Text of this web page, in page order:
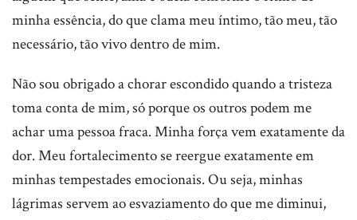
minha essência, do que clama meu íntimo, tão meu, tão
necessário, tão vivo dentro de mim.
Não sou obrigado a chorar escondido quando a tristeza
toma conta de mim, só porque os outros podem me
achar uma pessoa fraca. Minha força vem exatamente da
dor. Meu fortalecimento se reergue exatamente em
minhas tempestades emocionais. Ou seja, minhas
lágrimas servem ao esvaziamento do que me diminui,